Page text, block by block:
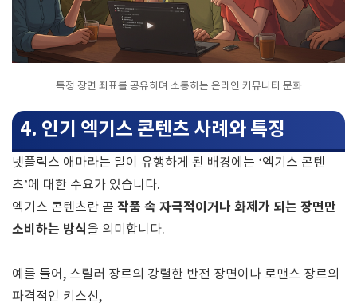
특정 장면 좌표를 공유하며 소통하는 온라인 커뮤니티 문화
4. 인기 엑기스 콘텐츠 사례와 특징
넷플릭스 애마라는 말이 유행하게 된 배경에는 ‘엑기스 콘텐
츠’에 대한 수요가 있습니다.
엑기스 콘텐츠란 곧 작품 속 자극적이거나 화제가 되는 장면만
소비하는 방식을 의미합니다.
예를 들어, 스릴러 장르의 강렬한 반전 장면이나 로맨스 장르의
파격적인 키스신,